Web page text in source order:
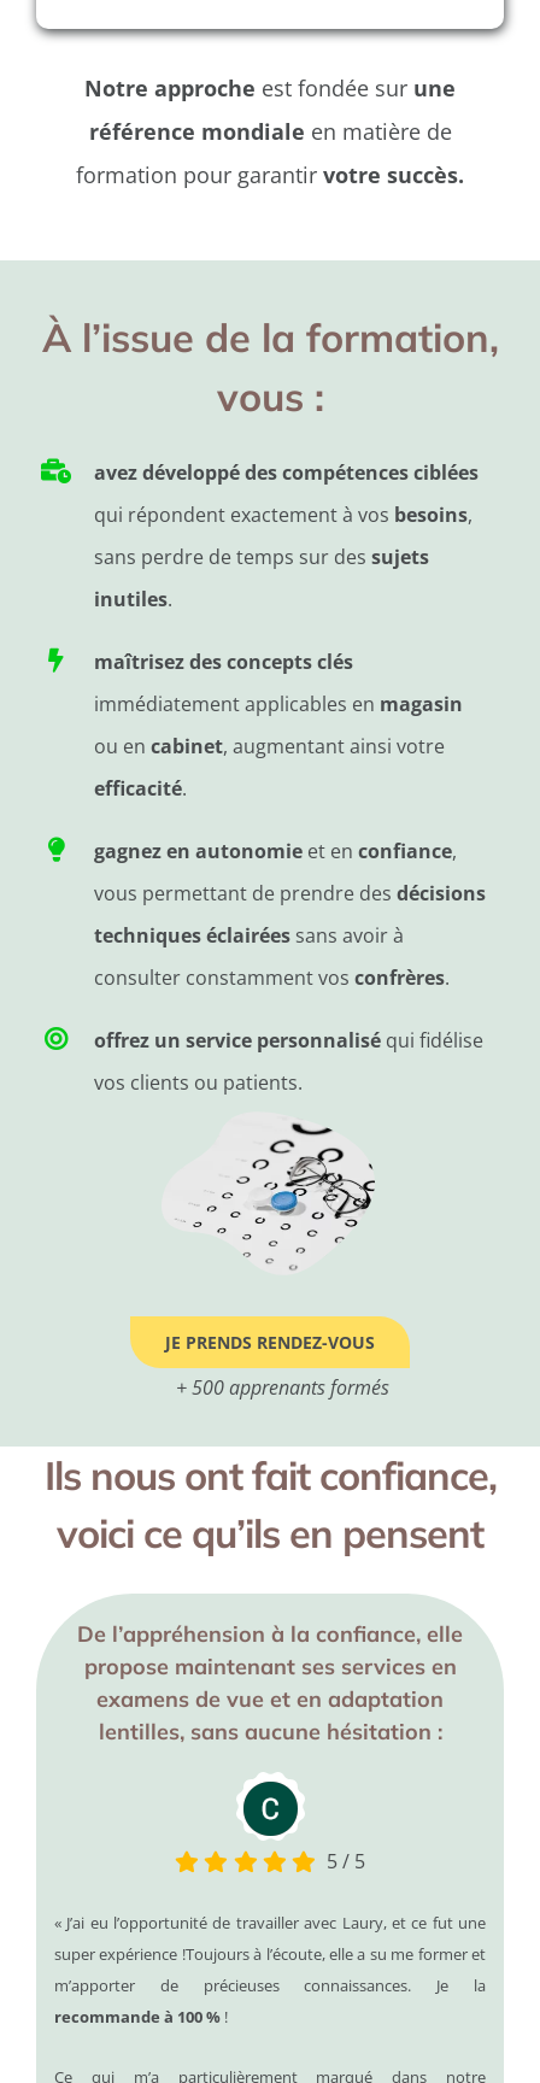
Notre approche est fondée sur une
référence mondiale en matière de
formation pour garantir votre succès.
À l’issue de la formation,
vous :
avez développé des compétences ciblées
qui répondent exactement à vos besoins,
sans perdre de temps sur des sujets
inutiles.
maîtrisez des concepts clés
immédiatement applicables en magasin
ou en cabinet, augmentant ainsi votre
efficacité.
gagnez en autonomieet en confiance,
vous permettant de prendre des décisions
techniques éclairéessans avoir à
consulter constamment vos confrères.
offrez un service personnaliséqui fidélise
vos clients ou patients.
JE PRENDS RENDEZ-VOUS
+ 500 apprenants formés
Ils nous ont fait confiance,
voici ce qu’ils en pensent
De l’appréhension à la confiance, elle
propose maintenant ses services en
examens de vue et en adaptation
lentilles, sans aucune hésitation :
5/ 5
« J’ai eu l’opportunité de travailler avec Laury, et ce fut une
super expérience !Toujours à l’écoute, elle a su me former et
m’apporter de précieuses connaissances. Je la
recommande à 100 % !
Ce qui m’a particulièrement marqué dans notre